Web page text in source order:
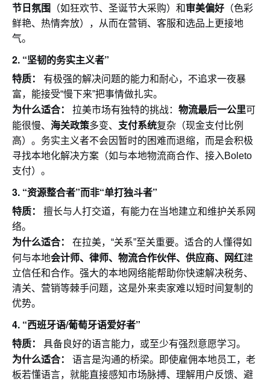
节日氛围 （如狂欢节、圣诞节大采购）和审美偏好 （色彩
鲜艳、热情奔放），从而在营销、客服和选品上更接地
气。
2. “坚韧的务实主义者”
特质：
有极强的解决问题的能力和耐心，不追求一夜暴
富，能接受“慢下来”把事情做扎实。
为什么适合： 拉美市场有独特的挑战： 物流最后一公里可
能很慢、 海关政策多变、 支付系统复杂（现金支付比例
高）。务实主义者不会因暂时的困难而退缩，而是会积极
寻找本地化解决方案（如与本地物流商合作、接入Boleto
支付）。
3. “资源整合者”而非“单打独斗者”
特质：
擅长与人打交道，有能力在当地建立和维护关系网
络。
为什么适合：
在拉美，“关系”至关重要。适合的人懂得如
何与本地会计师、律师、物流合作伙伴、供应商、网红建
立信任和合作。强大的本地网络能帮助你快速解决税务、
清关、营销等棘手问题，这是外来卖家难以短时间复制的
优势。
4. “西班牙语/葡萄牙语爱好者”
特质：
具备良好的语言能力，或至少有强烈意愿学习。
为什么适合：
语言是沟通的桥梁。即使雇佣本地员工，老
板若懂语言，就能直接感知市场脉搏、理解用户反馈、避